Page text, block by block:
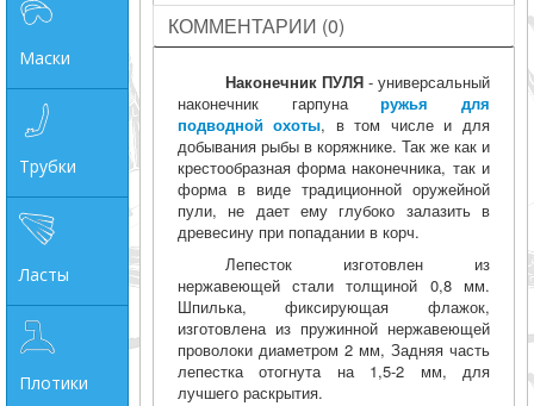
от
до
грн
Маски
Трубки
Ласты
Плотики
КОММЕНТАРИИ (0)
Наконечник ПУЛЯ- универсальный
наконечник гарпунаружья для
подводной охоты, в том числе и для
добывания рыбы в коряжнике. Так же как и
крестообразная форма наконечника, так и
форма в виде традиционной оружейной
пули, не дает ему глубоко залазить в
древесину при попадании в корч.
Лепесток изготовлен из
нержавеющей стали толщиной 0,8 мм.
Шпилька, фиксирующая флажок,
изготовлена из пружинной нержавеющей
проволоки диаметром 2 мм, Задняя часть
лепестка отогнута на 1,5-2 мм, для
лучшего раскрытия.